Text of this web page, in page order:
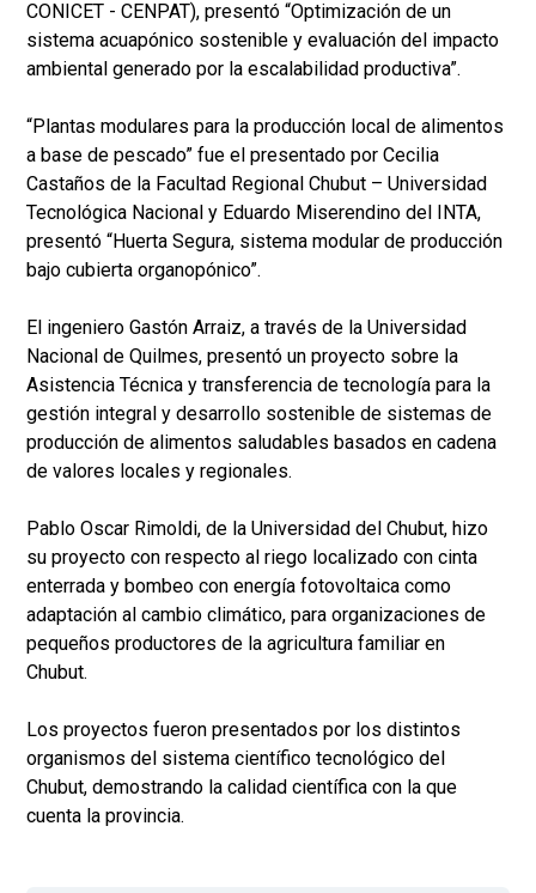
CONICET - CENPAT), presentó “Optimización de un
sistema acuapónico sostenible y evaluación del impacto
ambiental generado por la escalabilidad productiva”.
“Plantas modulares para la producción local de alimentos
a base de pescado” fue el presentado por Cecilia
Castaños de la Facultad Regional Chubut – Universidad
Tecnológica Nacional y Eduardo Miserendino del INTA,
presentó “Huerta Segura, sistema modular de producción
bajo cubierta organopónico”.
El ingeniero Gastón Arraiz, a través de la Universidad
Nacional de Quilmes, presentó un proyecto sobre la
Asistencia Técnica y transferencia de tecnología para la
gestión integral y desarrollo sostenible de sistemas de
producción de alimentos saludables basados en cadena
de valores locales y regionales.
Pablo Oscar Rimoldi, de la Universidad del Chubut, hizo
su proyecto con respecto al riego localizado con cinta
enterrada y bombeo con energía fotovoltaica como
adaptación al cambio climático, para organizaciones de
pequeños productores de la agricultura familiar en
Chubut.
Los proyectos fueron presentados por los distintos
organismos del sistema científico tecnológico del
Chubut, demostrando la calidad científica con la que
cuenta la provincia.